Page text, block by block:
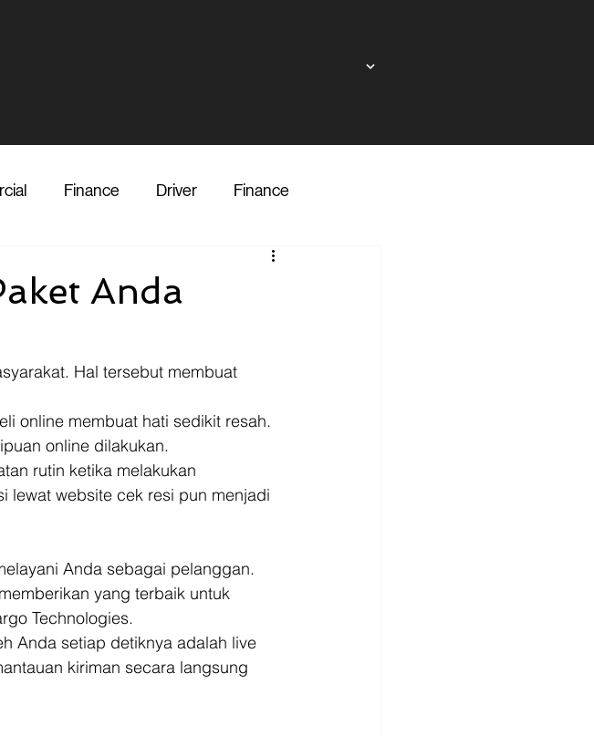
Finance Driver Finance
Anda
Hal tersebut membuat
online membuat hati sedikit resah.
online dilakukan.
rutin ketika melakukan
lewat website cek resi pun menjadi
Anda sebagai pelanggan.
yang terbaik untuk
Technologies.
Anda setiap detiknya adalah live
kiriman secara langsung